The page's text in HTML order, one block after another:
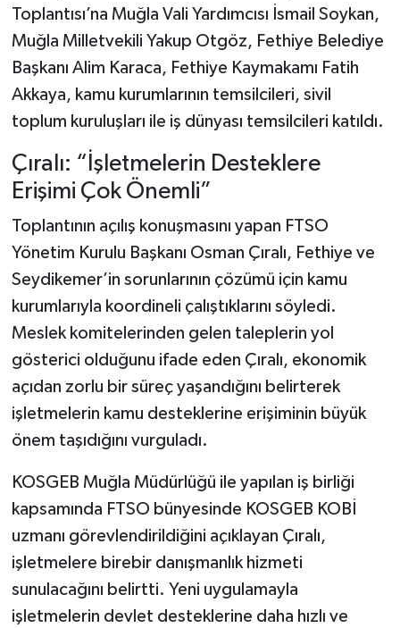
Toplantısı’na Muğla Vali Yardımcısı İsmail Soykan,
Muğla Milletvekili Yakup Otgöz, Fethiye Belediye
Başkanı Alim Karaca, Fethiye Kaymakamı Fatih
Akkaya, kamu kurumlarının temsilcileri, sivil
toplum kuruluşları ile iş dünyası temsilcileri katıldı.
Çıralı: “İşletmelerin Desteklere
Erişimi Çok Önemli”
Toplantının açılış konuşmasını yapan FTSO
Yönetim Kurulu Başkanı Osman Çıralı, Fethiye ve
Seydikemer’in sorunlarının çözümü için kamu
kurumlarıyla koordineli çalıştıklarını söyledi.
Meslek komitelerinden gelen taleplerin yol
gösterici olduğunu ifade eden Çıralı, ekonomik
açıdan zorlu bir süreç yaşandığını belirterek
işletmelerin kamu desteklerine erişiminin büyük
önem taşıdığını vurguladı.
KOSGEB Muğla Müdürlüğü ile yapılan iş birliği
kapsamında FTSO bünyesinde KOSGEB KOBİ
uzmanı görevlendirildiğini açıklayan Çıralı,
işletmelere birebir danışmanlık hizmeti
sunulacağını belirtti. Yeni uygulamayla
işletmelerin devlet desteklerine daha hızlı ve